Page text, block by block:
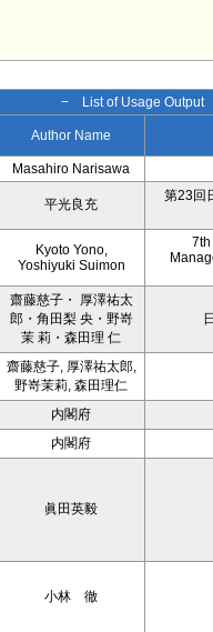
− List of Usage
Author Name
Masahiro Narisawa
平光良充
第23回
Kyoto Yono,
Yoshiyuki Suimon
齋藤慈子・ 厚澤祐太
郎・角田梨 央・野嵜
茉 莉・森田理 仁
齋藤慈子, 厚澤祐太郎,
野嵜茉莉, 森田理仁
内閣府
内閣府
眞田英毅
小林 徹